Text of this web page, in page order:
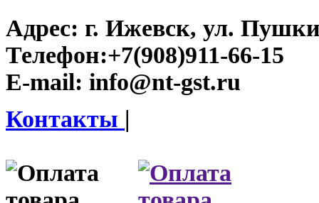
Адрес: г. Ижевск, ул.
Телефон:+7(908)911-66-15
E-mail: info@nt-gst.ru
Контакты